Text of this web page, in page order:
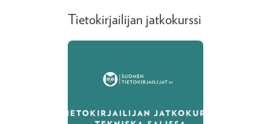
Tietokirjailijan jatkokurssi